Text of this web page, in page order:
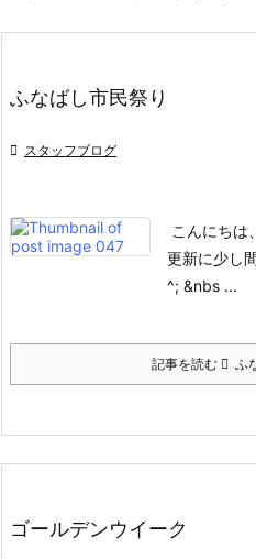
ふなばし市民祭り
 スタッフブログ
こんにちは
更新に少し
^; &nbs ...
記事を読む ふ
ゴールデンウイーク